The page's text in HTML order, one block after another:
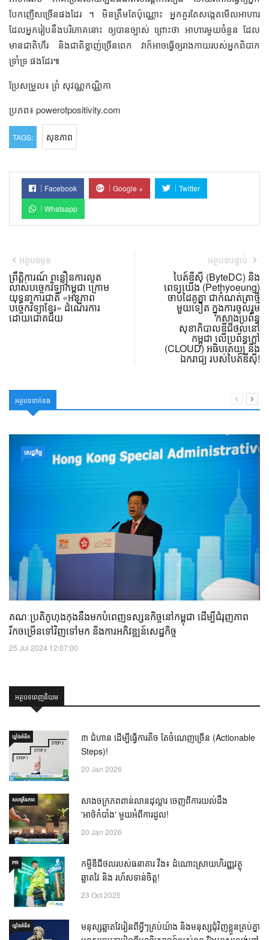
បែកញើសច្រើនផងដែរ ។ មិនត្រឹមតែប៉ុណ្ណោះ អ្នកគួរតែសង្កេតមើលអាហារ
ដែលអ្នករៀបនឹងបរិភោគនោះ ឲ្យបានច្បាស់ ព្រោះថា អាហារមួយចំនួន ដែល
មានជាតិហឺរ និងជាតិខ្លាញ់ច្រើនពេក វាក៏អាចធ្វើឲ្យរាងកាយរបស់អ្នកពិបាក
ទ្រាំទ្រ ផងដែរ៕
ប្រែសម្រួល៖ ព្រំ សុវណ្ណកណ្ណិកា
ប្រភព៖ powerofpositivity.com
TAGS: សុខភាព
Facebook Google +
Twitter
Whatsapp
អត្ថបទមុន
ព្រឹត្តិការណ៍ ពន្លឿនការលូត
លាស់បច្ចេកវិទ្យាកម្ពុជា ក្រោម
យុទ្ធនាការជាតិ «អនុភាព
បច្ចេកវិទ្យាខ្មែរ» ដំណើរការ
ដោយជោគជ័យ
អត្ថបទបន្ទាប់
បៃត៍ឌីស៊ី (ByteDC) និង
ពេទ្យយើង (Pethyoeung)
ចាប់ដៃគូគ្នា ជាកំណត់ត្រាថ្មី
មួយទៀត ក្នុងការចូលរួម
កសាងប្រព័ន្ធ
សុខាភិបាលឌីជីថល​នៅ
កម្ពុជា លើប្រព័ន្ធក្លៅ
(CLOUD) អធិបតេយ្យ និង
ឯករាជ្យ របស់បៃត៍ឌីស៊ី!
អត្ថបទទាក់ទង
សេដ្ឋកិច្ច
គណៈប្រតិភូហុងកុងនឹងមកបំពេញទស្សនកិច្ចនៅកម្ពុជា ដើម្បីជំរុញភាព
រីកចម្រើនទៅវិញទៅមក និងការអភិវឌ្ឍន៍សេដ្ឋកិច្ច
25 Jul 2024 12:07:00
អត្ថបទពេញនិយម
ឃ្លាំង​គំនិត
៣ ជំហាន ដើម្បីធ្វើការតិច តែចំណេញច្រើន (Actionable
Steps)!
20 Jan 2026
សហគ្រិនភាព
សាងចក្រភពពាន់លានដុល្លារ ចេញពីការយល់ដឹង
'អាថ៌កំបាំង' មួយអំពីការដួល!
20 Jan 2026
PR
កម្ចីឌីជីថលរបស់ធនាគារ វីង៖ ដំណោះស្រាយហិរញ្ញវត្ថុ
ឆ្លាតវៃ និង រហ័សទាន់ចិត្ត!
23 Oct 2025
ឃ្លាំង​គំនិត
មនុស្សឆ្លាតវៃរៀនពីអ្វីៗគ្រប់យ៉ាង និងមនុស្សជុំវិញខ្លួនគ្រប់គ្នា